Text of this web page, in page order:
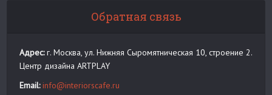
Обратная связь
Адрес:г. Москва, ул. Нижняя Сыромятническая 10, строение 2.
Центр дизайна ARTPLAY
Email: info@interiorscafe.ru